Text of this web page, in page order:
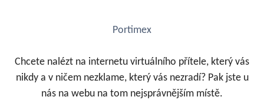
Portimex
Chcete nalézt na internetu virtuálního přítele, který vás
nikdy a v ničem nezklame, který vás nezradí? Pak jste u
nás na webu na tom nejsprávnějším místě.